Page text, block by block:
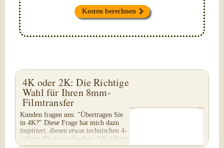
Kosten berechnen
4K oder 2K: Die Richtige
Wahl für Ihren 8mm-
Filmtransfer
Kunden fragen uns: "Übertragen Sie
in 4K?" Diese Frage hat mich dazu
inspiriert, diesen etwas technischen 4-
teiligen Blog zu schreiben. Wir führen